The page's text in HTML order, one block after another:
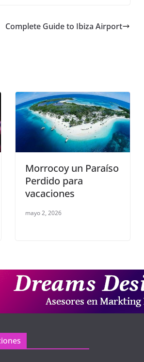
Complete Guide to Ibiza Airport
Morrocoy un Paraíso
Perdido para
vacaciones
mayo 2, 2026